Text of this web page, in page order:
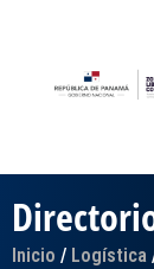
Inicio / Logística